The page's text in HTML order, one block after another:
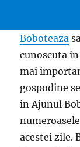
Boboteaza
cunoscuta
mai
gospodine
in Ajunul
acestei zile.